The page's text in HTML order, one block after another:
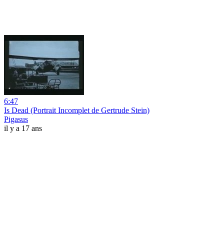
6:47
Is Dead (Portrait Incomplet de Gertrude Stein)
Pigasus
il y a 17 ans